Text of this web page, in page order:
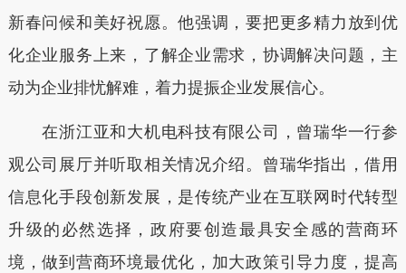
新春问候和美好祝愿。他强调，要把更多精力放到优
化企业服务上来，了解企业需求，协调解决问题，主
动为企业排忧解难，着力提振企业发展信心。
在浙江亚和大机电科技有限公司，曾瑞华一行参
观公司展厅并听取相关情况介绍。曾瑞华指出，借用
信息化手段创新发展，是传统产业在互联网时代转型
升级的必然选择，政府要创造最具安全感的营商环
境，做到营商环境最优化，加大政策引导力度，提高